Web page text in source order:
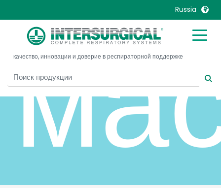
Russia
United Kingdom
United States
Belgique, Français
Canada, English
Canada, Français
Italia
Malaysia
Mexico
Nederlands
качество, инновации и доверие в респираторной поддержке